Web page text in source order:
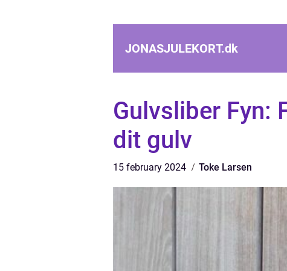
JONASJULEKORT.dk
Gulvsliber Fyn:
dit gulv
15 february 2024 Toke Larsen